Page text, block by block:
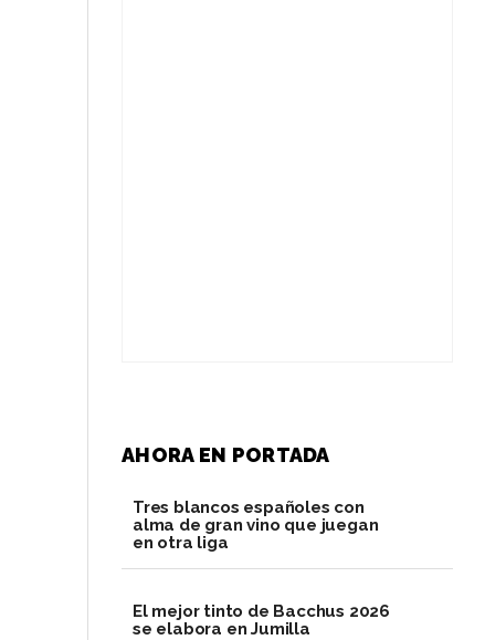
AHORA EN PORTADA
Tres blancos españoles con
alma de gran vino que juegan
en otra liga
El mejor tinto de Bacchus 2026
se elabora en Jumilla